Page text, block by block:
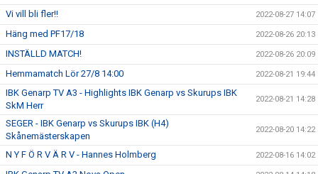
Vi vill bli fler!! 2022-08-27 14:07
Häng med PF17/18 2022-08-26 20:13
INSTÄLLD MATCH! 2022-08-26 20:09
Hemmamatch Lör 27/8 14:00 2022-08-21 19:44
IBK Genarp TV A3 - Highlights IBK Genarp vs Skurups IBK
SkM Herr
2022-08-21 14:28
SEGER - IBK Genarp vs Skurups IBK (H4)
Skånemästerskapen
2022-08-20 14:22
N Y F Ö R V Ä R V - Hannes Holmberg 2022-08-16 14:02